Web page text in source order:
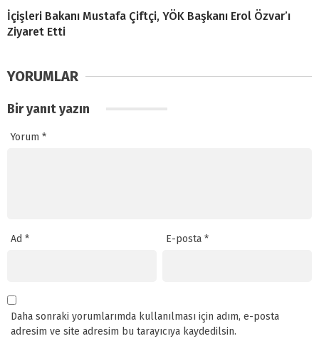
İçişleri Bakanı Mustafa Çiftçi, YÖK Başkanı Erol Özvar’ı
Ziyaret Etti
YORUMLAR
Bir yanıt yazın
Yorum *
Ad * E-posta*
Daha sonraki yorumlarımda kullanılması için adım, e-posta
adresim ve site adresim bu tarayıcıya kaydedilsin.